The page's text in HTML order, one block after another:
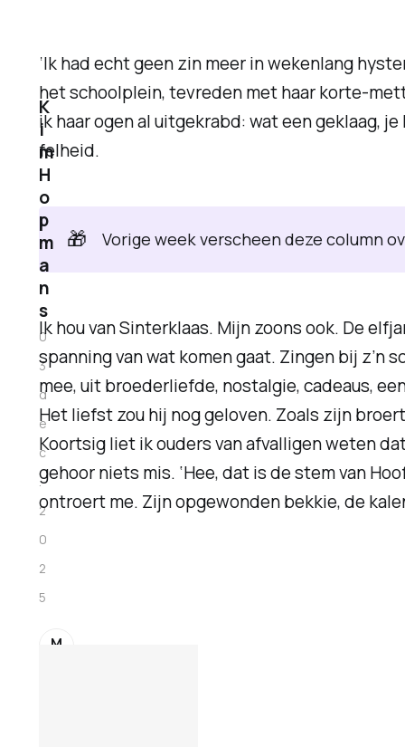
‘Ik had echt geen zin meer in wekenlang
het schoolplein, tevreden met haar korte-
ik haar ogen al uitgekrabd: wat een geklaag,
felheid.
🎁 Vorige week verscheen deze column
Ik hou van Sinterklaas. Mijn zoons ook. De
spanning van wat komen gaat. Zingen bij z’n
mee, uit broederliefde, nostalgie, cadeaus,
Het liefst zou hij nog geloven. Zoals zijn
Koortsig liet ik ouders van afvalligen weten
gehoor niets mis. ‘Hee, dat is de stem van
ontroert me. Zijn opgewonden bekkie, de
K
i
m
H
o
p
m
a
n
s
0
3
d
e
c
.
2
0
2
5
M